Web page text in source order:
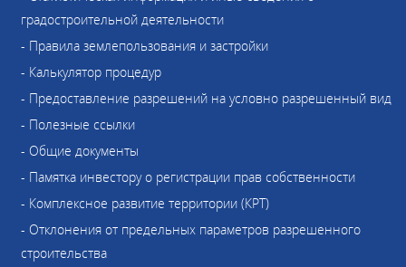
градостроительной деятельности
- Правила землепользования и застройки
- Калькулятор процедур
- Предоставление разрешений на условно разрешенный вид
- Полезные ссылки
- Общие документы
- Памятка инвестору о регистрации прав собственности
- Комплексное развитие территории (КРТ)
- Отклонения от предельных параметров разрешенного
строительства